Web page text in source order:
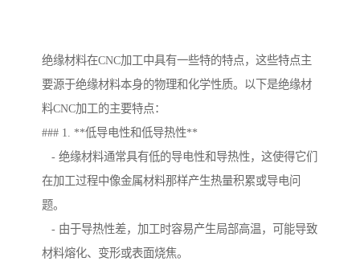
绝缘材料在CNC加工中具有一些特的特点，这些特点主
要源于绝缘材料本身的物理和化学性质。以下是绝缘材
料CNC加工的主要特点：
### 1. **低导电性和低导热性**
- 绝缘材料通常具有低的导电性和导热性，这使得它们
在加工过程中像金属材料那样产生热量积累或导电问
题。
- 由于导热性差，加工时容易产生局部高温，可能导致
材料熔化、变形或表面烧焦。